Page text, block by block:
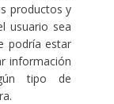
productos y
usuario sea
podría estar
información
tipo de